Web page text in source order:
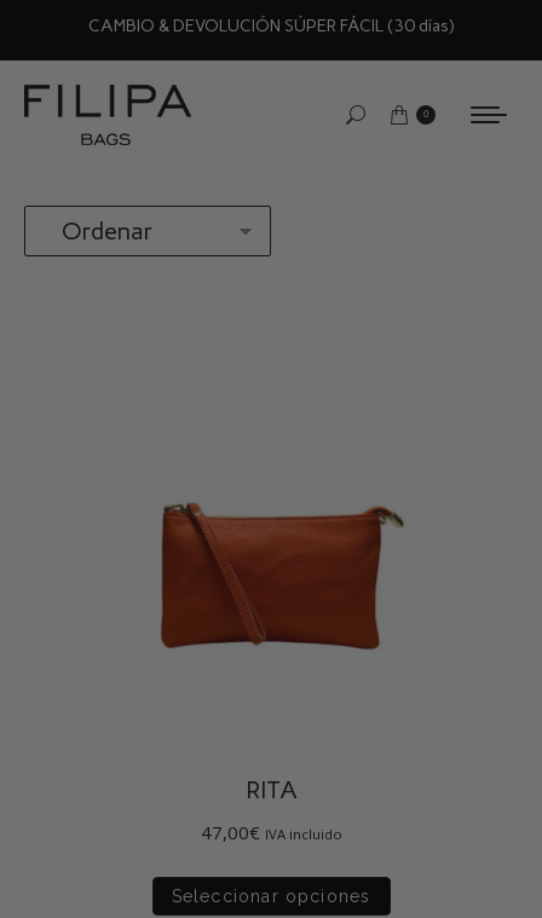
CAMBIO & DEVOLUCIÓN SÚPER FÁCIL (30 días)
0
RITA
47,00€ IVA incluido
Seleccionar opciones